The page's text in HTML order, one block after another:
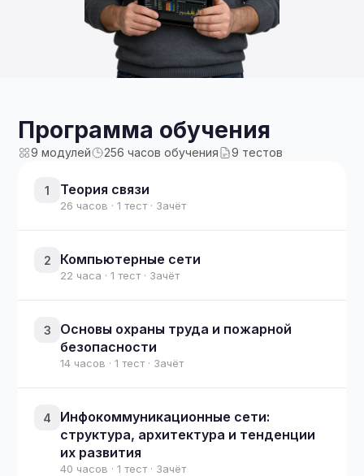
Программа обучения
9 модулей 256 часов обучения 9 тестов
1 Теория связи
26 часов · 1 тест · Зачёт
2 Компьютерные сети
22 часа · 1 тест · Зачёт
3
Основы охраны труда и пожарной
безопасности
14 часов · 1 тест · Зачёт
4
Инфокоммуникационные сети:
структура, архитектура и тенденции
их развития
40 часов · 1 тест · Зачёт